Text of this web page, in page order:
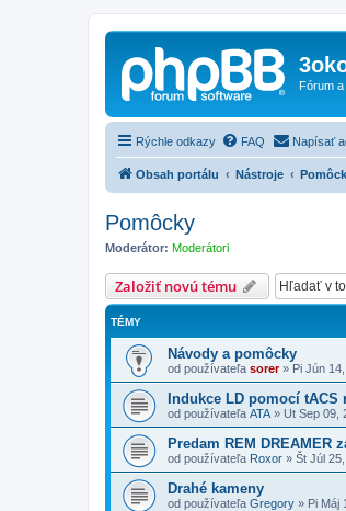
Fórum
Rýchle odkazy FAQ Napísať
Obsah portálu Nástroje
Pomôcky
Moderátor: Moderátori
Založiť novú tému
TÉMY
Návody a pomôcky
od používateľa sorer» Pi Jún
Indukce LD pomocí tACS
od používateľa ATA » Ut Sep 09,
Predam REM DREAMER
od používateľa Roxor » Št Júl
Drahé kameny
od používateľa Gregory » Pi Máj